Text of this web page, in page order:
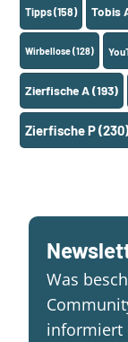
Tipps(158) Tobis
Wirbellose(128)
Zierfische A(193)
Zierfische P
Was
informiert